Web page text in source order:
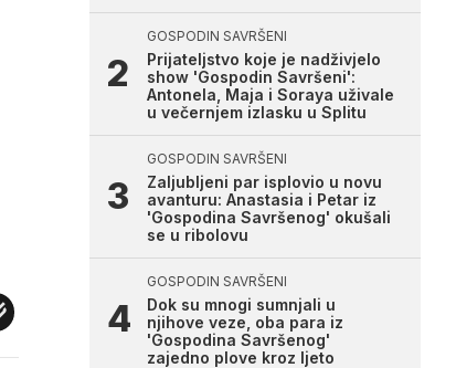
GOSPODIN SAVRŠENI
Prijateljstvo koje je nadživjelo
show 'Gospodin Savršeni':
Antonela, Maja i Soraya uživale
u večernjem izlasku u Splitu
GOSPODIN SAVRŠENI
Zaljubljeni par isplovio u novu
avanturu: Anastasia i Petar iz
'Gospodina Savršenog' okušali
se u ribolovu
GOSPODIN SAVRŠENI
Dok su mnogi sumnjali u
njihove veze, oba para iz
'Gospodina Savršenog'
zajedno plove kroz ljeto